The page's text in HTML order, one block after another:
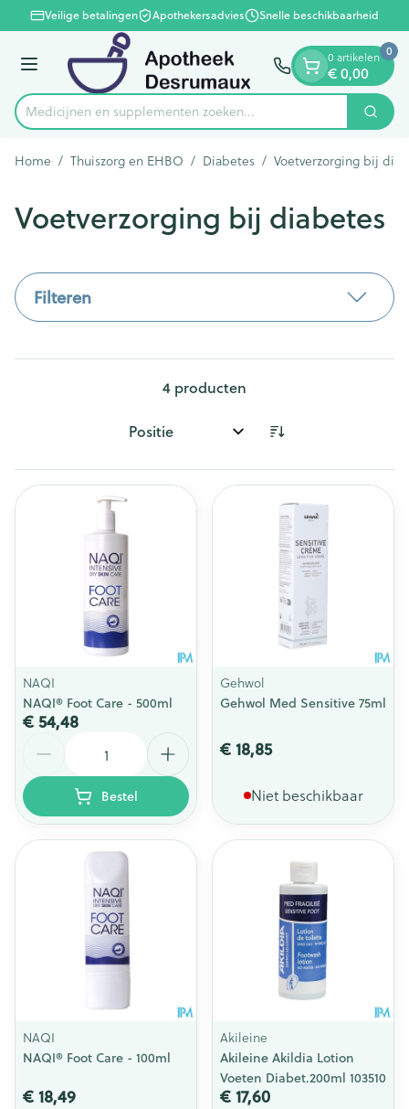
Ga naar de inhoud
1 van 1Veilige betalingen Apothekersadvies Snelle beschikbaarheid
Menu
Product, merk, categorie...
Medicijnen en supplementen zoeken... Zoek
0 artikelen
€ 0,00
0
Home / Thuiszorg en EHBO / Diabetes / Voetverzorging bij
Voetverzorging bij diabetes
Filteren
4 producten
Sorteer op:
NAQI
NAQI® Foot Care - 500ml
€ 54,48
Bestel
Gehwol
Gehwol Med Sensitive 75ml
€ 18,85
Niet beschikbaar
NAQI
NAQI® Foot Care - 100ml
€ 18,49
Akileine
Akileine Akildia Lotion
Voeten Diabet.200ml 103510
€ 17,60